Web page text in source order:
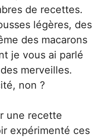
de recettes.
légères, des
des macarons
je vous ai parlé
merveilles.
non ?
une recette
expérimenté ces